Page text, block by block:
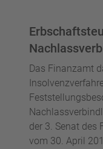
Das Finanzamt
der 3. Senat des
vom 30. April